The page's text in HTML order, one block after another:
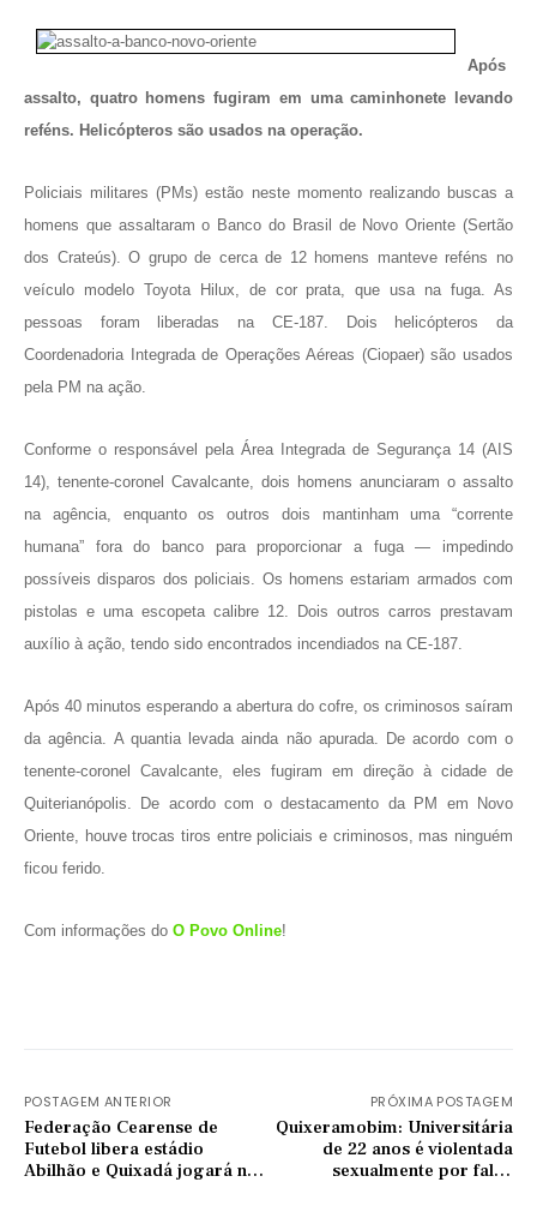
Após
assalto, quatro homens fugiram em uma caminhonete levando
reféns. Helicópteros são usados na operação.
Policiais militares (PMs) estão neste momento realizando buscas a
homens que assaltaram o Banco do Brasil de Novo Oriente (Sertão
dos Crateús). O grupo de cerca de 12 homens manteve reféns no
veículo modelo Toyota Hilux, de cor prata, que usa na fuga. As
pessoas foram liberadas na CE-187. Dois helicópteros da
Coordenadoria Integrada de Operações Aéreas (Ciopaer) são usados
pela PM na ação.
Conforme o responsável pela Área Integrada de Segurança 14 (AIS
14), tenente-coronel Cavalcante, dois homens anunciaram o assalto
na agência, enquanto os outros dois mantinham uma “corrente
humana” fora do banco para proporcionar a fuga — impedindo
possíveis disparos dos policiais. Os homens estariam armados com
pistolas e uma escopeta calibre 12. Dois outros carros prestavam
auxílio à ação, tendo sido encontrados incendiados na CE-187.
Após 40 minutos esperando a abertura do cofre, os criminosos saíram
da agência. A quantia levada ainda não apurada. De acordo com o
tenente-coronel Cavalcante, eles fugiram em direção à cidade de
Quiterianópolis. De acordo com o destacamento da PM em Novo
Oriente, houve trocas tiros entre policiais e criminosos, mas ninguém
ficou ferido.
Com informações do O Povo Online!
POSTAGEM ANTERIOR
Federação Cearense de
Futebol libera estádio
Abilhão e Quixadá jogará no
PRÓXIMA POSTAGEM
Quixeramobim: Universitária
de 22 anos é violentada
sexualmente por falso